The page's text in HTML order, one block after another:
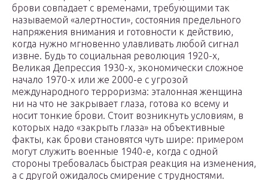
брови совпадает с временами, требующими так
называемой «алертности», состояния предельного
напряжения внимания и готовности к действию,
когда нужно мгновенно улавливать любой сигнал
извне. Будь то социальная революция 1920-х,
Великая Депрессия 1930-х, экономически сложное
начало 1970-х или же 2000-е с угрозой
международного терроризма: эталонная женщина
ни на что не закрывает глаза, готова ко всему и
носит тонкие брови. Стоит возникнуть условиям, в
которых надо «закрыть глаза» на объективные
факты, как брови становятся чуть шире: примером
могут служить военные 1940-е, когда с одной
стороны требовалась быстрая реакция на изменения,
а с другой ожидалось смирение с трудностями.